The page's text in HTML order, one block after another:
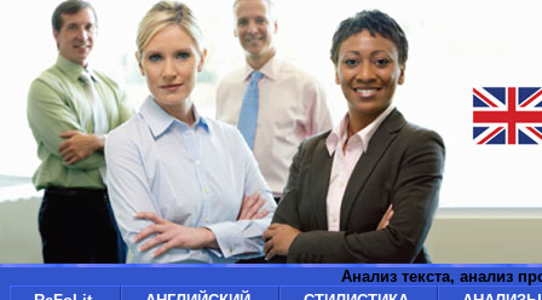
Анализ текста, анализ